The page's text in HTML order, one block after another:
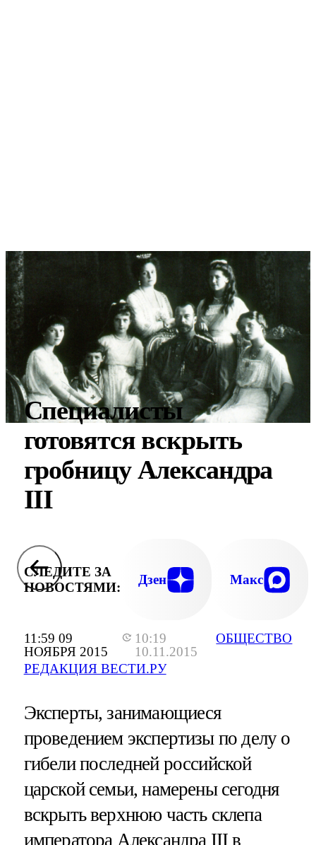
11:59 09
НОЯБРЯ 2015
10:19
10.11.2015
РЕДАКЦИЯ ВЕСТИ.РУ
ОБЩЕСТВО
Специалисты
готовятся вскрыть
гробницу Александра
III
СЛЕДИТЕ ЗА
НОВОСТЯМИ:
Дзен Макс
Эксперты, занимающиеся
проведением экспертизы по делу о
гибели последней российской
царской семьи, намерены сегодня
вскрыть верхнюю часть склепа
императора Александра III в